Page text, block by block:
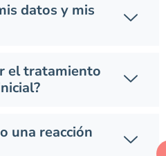
datos y mis
el tratamiento
una reacción